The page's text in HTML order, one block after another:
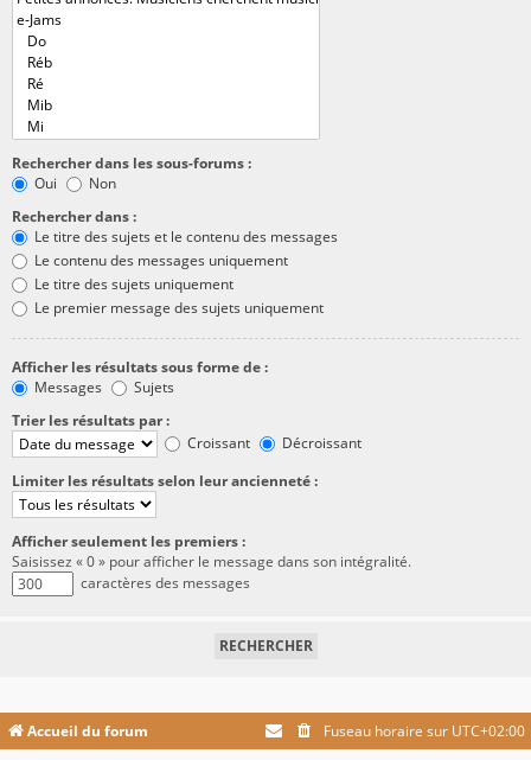
Rechercher dans les sous-forums :
Oui
Non
Rechercher dans :
Le titre des sujets et le contenu des messages
Le contenu des messages uniquement
Le titre des sujets uniquement
Le premier message des sujets uniquement
Afficher les résultats sous forme de :
Messages
Sujets
Trier les résultats par :
Croissant
Décroissant
Limiter les résultats selon leur ancienneté :
Afficher seulement les premiers :
Saisissez « 0 » pour afficher le message dans son intégralité.
caractères des messages
Accueil du forum Fuseau horaire sur UTC+02:00